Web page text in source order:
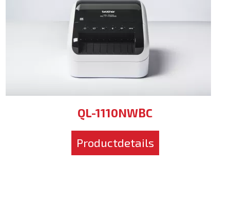
QL-1110NWBC
Productdetails